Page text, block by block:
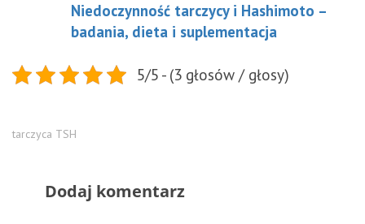
Niedoczynność tarczycy i Hashimoto –
badania, dieta i suplementacja
5/5 - (3 głosów / głosy)
tarczyca TSH
Dodaj komentarz